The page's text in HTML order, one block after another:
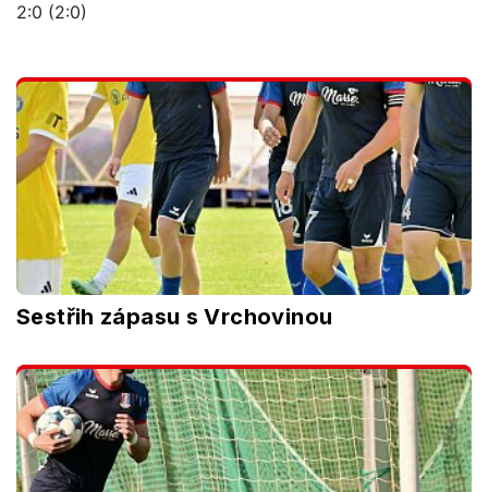
2:0 (2:0)
Sestřih zápasu s Vrchovinou